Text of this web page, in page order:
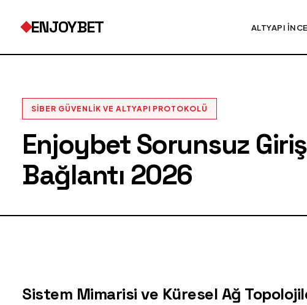
ENJOYBET ALTYAPI
SIBER GÜVENLIK VE ALTYAPI PROTOKOLÜ
Enjoybet Sorunsuz Giriş
Bağlantı 2026
Sistem Mimarisi ve Küresel Ağ